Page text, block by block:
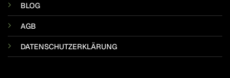
BLOG
AGB
DATENSCHUTZERKLÄRUNG